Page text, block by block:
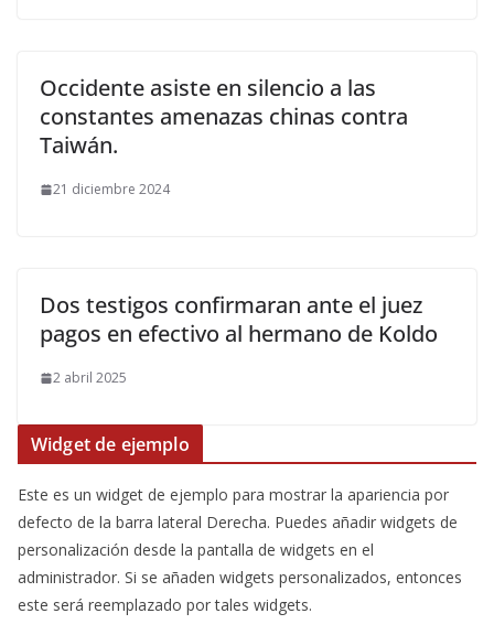
Occidente asiste en silencio a las
constantes amenazas chinas contra
Taiwán.
21 diciembre 2024
Dos testigos confirmaran ante el juez
pagos en efectivo al hermano de Koldo
2 abril 2025
Widget de ejemplo
Este es un widget de ejemplo para mostrar la apariencia por
defecto de la barra lateral Derecha. Puedes añadir widgets de
personalización desde la pantalla de widgets en el
administrador. Si se añaden widgets personalizados, entonces
este será reemplazado por tales widgets.